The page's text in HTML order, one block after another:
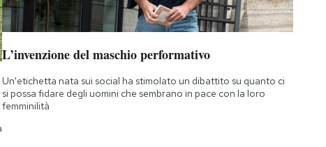
L’invenzione del maschio performativo
Un'etichetta nata sui social ha stimolato un dibattito su quanto ci
si possa fidare degli uomini che sembrano in pace con la loro
femminilità